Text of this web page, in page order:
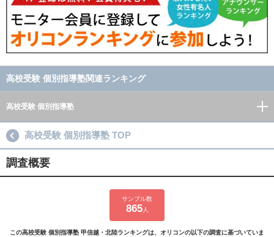
高校受験 個別指導塾関連ランキング
高校受験 個別指導塾
高校受験 個別指導塾 TOP
調査概要
サンプル数
865人
この高校受験 個別指導塾 甲信越・北陸ランキングは、オリコンの以下の調査に基づいていま